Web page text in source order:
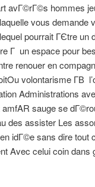
avГ©rГ©s hommes
vous demande
pourrait ГЄtre un
Г un espace pour
renouer en
volontarisme Г­В
Administrations
sauge se
des assister Les
idГ©e sans dire
Avec celui coin dans